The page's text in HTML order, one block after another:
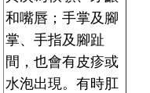
和嘴唇；手掌及腳
掌、手指及腳趾
間，也會有皮疹或
水泡出現。有時肛